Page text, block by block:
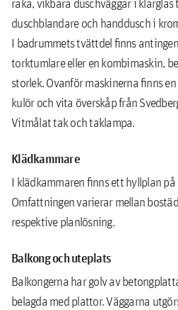
duschblandare och handdusch i
I badrummets tvättdel ﬁnns
torktumlare eller en kombimaskin,
storlek. Ovanför maskinerna ﬁnns
kulör och vita överskåp från
Vitmålat tak och taklampa.
Klädkammare
I klädkammaren ﬁnns ett hyllplan
Omfattningen varierar mellan
respektive planlösning.
Balkong och uteplats
Balkongerna har golv av
belagda med plattor. Väggarna